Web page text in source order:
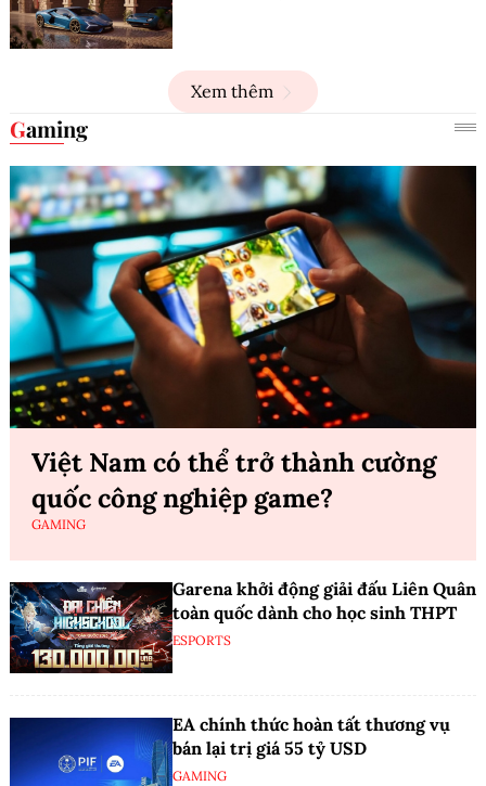
Xem thêm
Gaming
Việt Nam có thể trở thành cường
quốc công nghiệp game?
GAMING
Garena khởi động giải đấu Liên Quân
toàn quốc dành cho học sinh THPT
ESPORTS
EA chính thức hoàn tất thương vụ
bán lại trị giá 55 tỷ USD
GAMING